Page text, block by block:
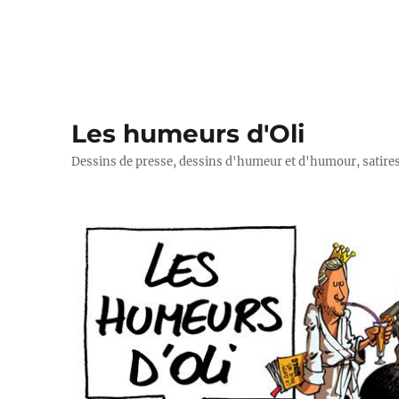
Les humeurs d'Oli
Dessins de presse, dessins d'humeur et d'humour,